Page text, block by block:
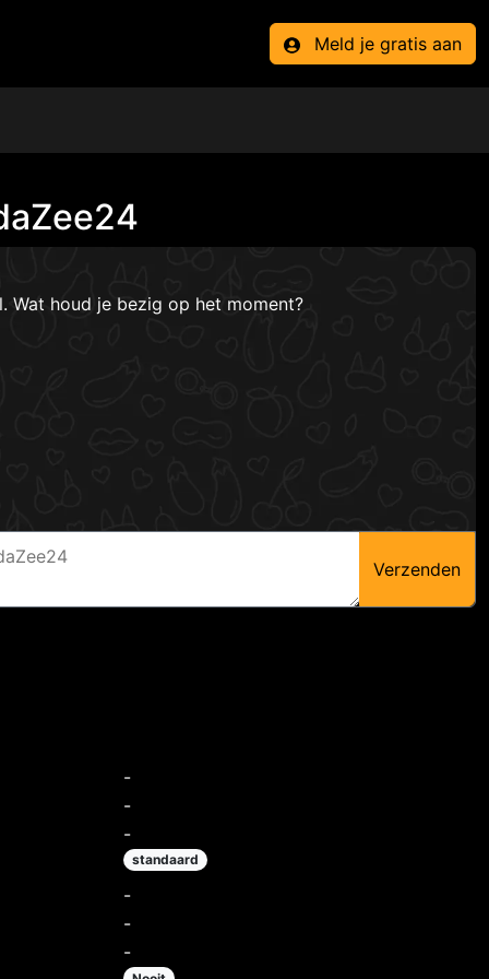
Meld je gratis aan
Wat houd je bezig op het moment?
Verzenden
-
-
-
standaard
-
-
-